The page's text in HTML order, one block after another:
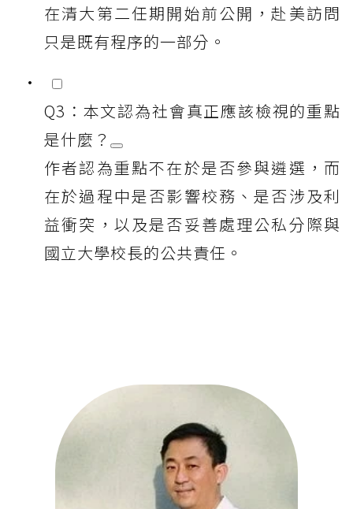
在清大第二任期開始前公開，赴美訪問
只是既有程序的一部分。
Q3：本文認為社會真正應該檢視的重點
是什麼？
作者認為重點不在於是否參與遴選，而
在於過程中是否影響校務、是否涉及利
益衝突，以及是否妥善處理公私分際與
國立大學校長的公共責任。